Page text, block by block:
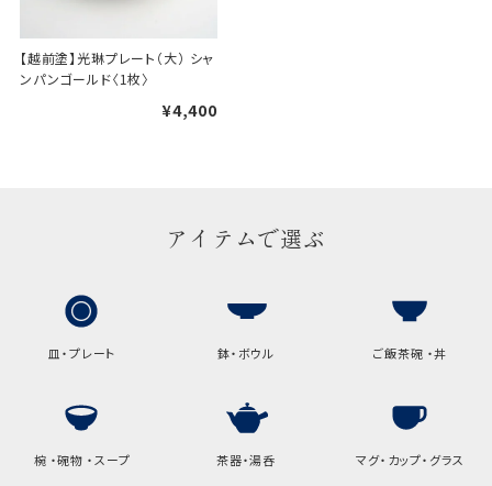
【越前塗】光琳プレート（大） シャ
ンパンゴールド〈1枚〉
¥4,400
アイテムで選ぶ
皿・プレート 鉢・ボウル ご飯茶碗 ・丼
椀 ・碗物 ・スープ 茶器・湯呑 マグ・カップ・グラス